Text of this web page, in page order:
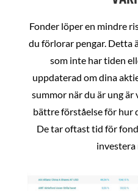
Fonder löper en mindre
du förlorar pengar. Detta
som inte har tiden
uppdaterad om dina
summor när du är ung
bättre förståelse för hur
De tar oftast tid för
investera